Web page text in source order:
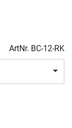
ArtNr. BC-12-RK